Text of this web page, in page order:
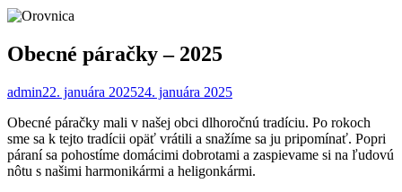
Obecné páračky – 2025
admin22. januára 202524. januára 2025
Obecné páračky mali v našej obci dlhoročnú tradíciu. Po rokoch
sme sa k tejto tradícii opäť vrátili a snažíme sa ju pripomínať. Popri
páraní sa pohostíme domácimi dobrotami a zaspievame si na ľudovú
nôtu s našimi harmonikármi a heligonkármi.